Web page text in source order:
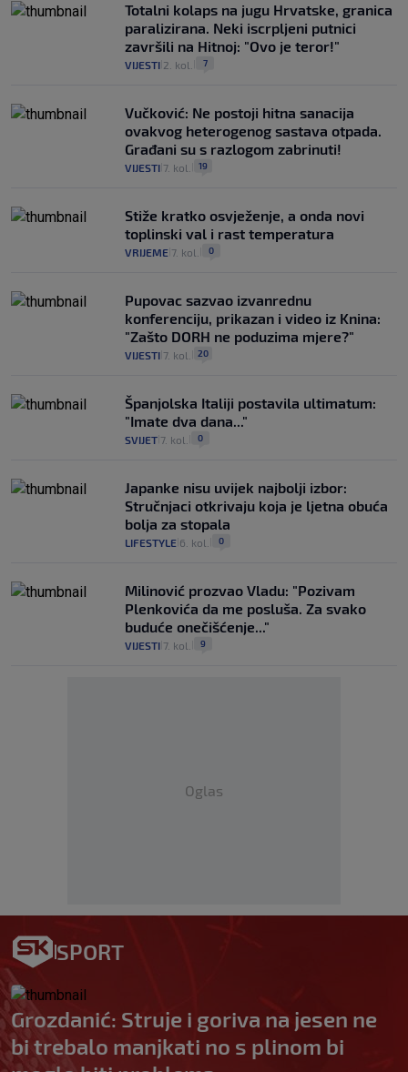
Totalni kolaps na jugu Hrvatske, granica
paralizirana. Neki iscrpljeni putnici
završili na Hitnoj: "Ovo je teror!"
VIJESTI 2. kol. 7
Vučković: Ne postoji hitna sanacija
ovakvog heterogenog sastava otpada.
Građani su s razlogom zabrinuti!
VIJESTI 7. kol. 19
Stiže kratko osvježenje, a onda novi
toplinski val i rast temperatura
VRIJEME 7. kol. 0
Pupovac sazvao izvanrednu
konferenciju, prikazan i video iz Knina:
"Zašto DORH ne poduzima mjere?"
VIJESTI 7. kol. 20
Španjolska Italiji postavila ultimatum:
"Imate dva dana..."
SVIJET 7. kol. 0
Japanke nisu uvijek najbolji izbor:
Stručnjaci otkrivaju koja je ljetna obuća
bolja za stopala
LIFESTYLE 6. kol. 0
Milinović prozvao Vladu: "Pozivam
Plenkovića da me posluša. Za svako
buduće onečišćenje..."
VIJESTI 7. kol. 9
Oglas
SPORT
Grozdanić: Struje i goriva na jesen ne
bi trebalo manjkati no s plinom bi